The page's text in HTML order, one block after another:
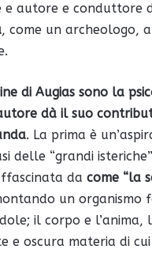
autore e conduttore
, come un archeologo,
di Augias sono la
dà il suo
. La prima è
delle “grandi
da come “la
un organismo
il corpo e l’anima,
e oscura materia di